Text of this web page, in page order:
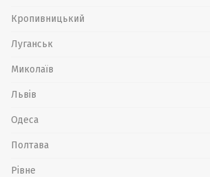
Кропивницький
Луганськ
Миколаїв
Львів
Одеса
Полтава
Рівне